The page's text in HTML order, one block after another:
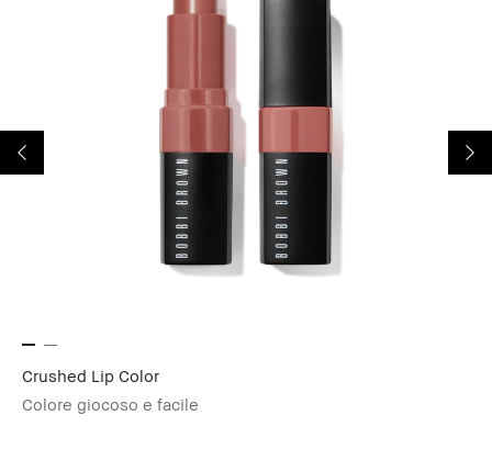
Crushed Lip Color
Colore giocoso e facile